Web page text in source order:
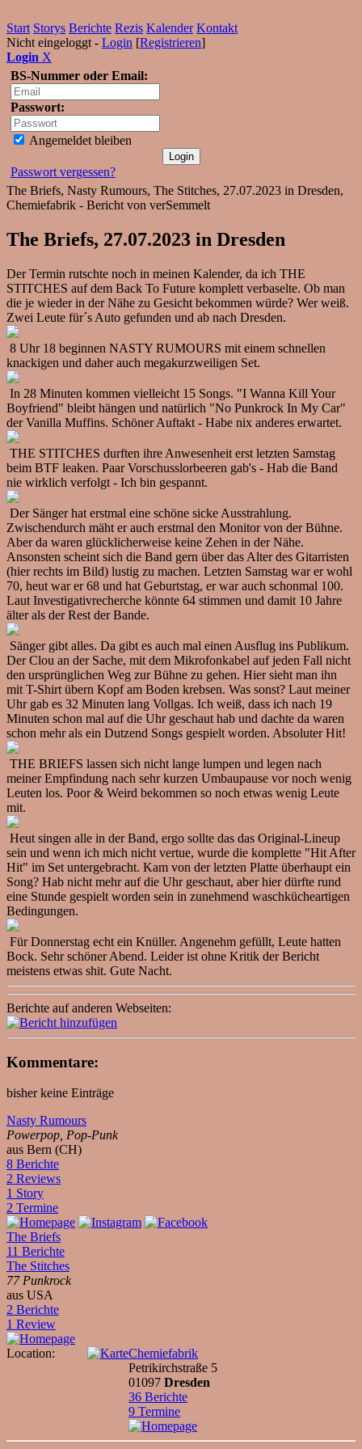
Start Storys Berichte Rezis Kalender Kontakt
Nicht eingeloggt - Login [Registrieren]
Login X
BS-Nummer oder Email:
Passwort:
Angemeldet bleiben
Passwort vergessen?
The Briefs, Nasty Rumours, The Stitches, 27.07.2023 in Dresden,
Chemiefabrik - Bericht von verSemmelt
The Briefs, 27.07.2023 in Dresden
Der Termin rutschte noch in meinen Kalender, da ich THE
STITCHES auf dem Back To Future komplett verbaselte. Ob man
die je wieder in der Nähe zu Gesicht bekommen würde? Wer weiß.
Zwei Leute für´s Auto gefunden und ab nach Dresden.
8 Uhr 18 beginnen NASTY RUMOURS mit einem schnellen
knackigen und daher auch megakurzweiligen Set.
In 28 Minuten kommen vielleicht 15 Songs. "I Wanna Kill Your
Boyfriend" bleibt hängen und natürlich "No Punkrock In My Car"
der Vanilla Muffins. Schöner Auftakt - Habe nix anderes erwartet.
THE STITCHES durften ihre Anwesenheit erst letzten Samstag
beim BTF leaken. Paar Vorschusslorbeeren gab's - Hab die Band
nie wirklich verfolgt - Ich bin gespannt.
Der Sänger hat erstmal eine schöne sicke Ausstrahlung.
Zwischendurch mäht er auch erstmal den Monitor von der Bühne.
Aber da waren glücklicherweise keine Zehen in der Nähe.
Ansonsten scheint sich die Band gern über das Alter des Gitarristen
(hier rechts im Bild) lustig zu machen. Letzten Samstag war er wohl
70, heut war er 68 und hat Geburtstag, er war auch schonmal 100.
Laut Investigativrecherche könnte 64 stimmen und damit 10 Jahre
älter als der Rest der Bande.
Sänger gibt alles. Da gibt es auch mal einen Ausflug ins Publikum.
Der Clou an der Sache, mit dem Mikrofonkabel auf jeden Fall nicht
den ursprünglichen Weg zur Bühne zu gehen. Hier sieht man ihn
mit T-Shirt übern Kopf am Boden krebsen. Was sonst? Laut meiner
Uhr gab es 32 Minuten lang Vollgas. Ich weiß, dass ich nach 19
Minuten schon mal auf die Uhr geschaut hab und dachte da waren
schon mehr als ein Dutzend Songs gespielt worden. Absoluter Hit!
THE BRIEFS lassen sich nicht lange lumpen und legen nach
meiner Empfindung nach sehr kurzen Umbaupause vor noch wenig
Leuten los. Poor & Weird bekommen so noch etwas wenig Leute
mit.
Heut singen alle in der Band, ergo sollte das das Original-Lineup
sein und wenn ich mich nicht vertue, wurde die komplette "Hit After
Hit" im Set untergebracht. Kam von der letzten Platte überhaupt ein
Song? Hab nicht mehr auf die Uhr geschaut, aber hier dürfte rund
eine Stunde gespielt worden sein in zunehmend waschkücheartigen
Bedingungen.
Für Donnerstag echt ein Knüller. Angenehm gefüllt, Leute hatten
Bock. Sehr schöner Abend. Leider ist ohne Kritik der Bericht
meistens etwas shit. Gute Nacht.
Berichte auf anderen Webseiten:
Kommentare:
bisher keine Einträge
Nasty Rumours
Powerpop, Pop-Punk
aus Bern (CH)
8 Berichte
2 Reviews
1 Story
2 Termine
The Briefs
11 Berichte
The Stitches
77 Punkrock
aus USA
2 Berichte
1 Review
Location:
Chemiefabrik
Petrikirchstraße 5
01097 Dresden
36 Berichte
9 Termine